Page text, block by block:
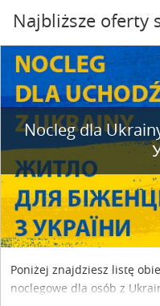
Najbliższe oferty
Nocleg dla
Poniżej znajdziesz listę
noclegowe dla osób z